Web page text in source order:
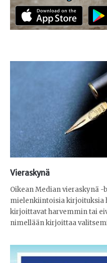
Vieraskynä
Oikean Median vieraskynä
mielenkiintoisia kirjoituksia
kirjoittavat harvemmin tai
nimellään kirjoittaa